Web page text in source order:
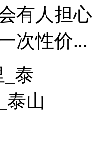
有人担
次性价...